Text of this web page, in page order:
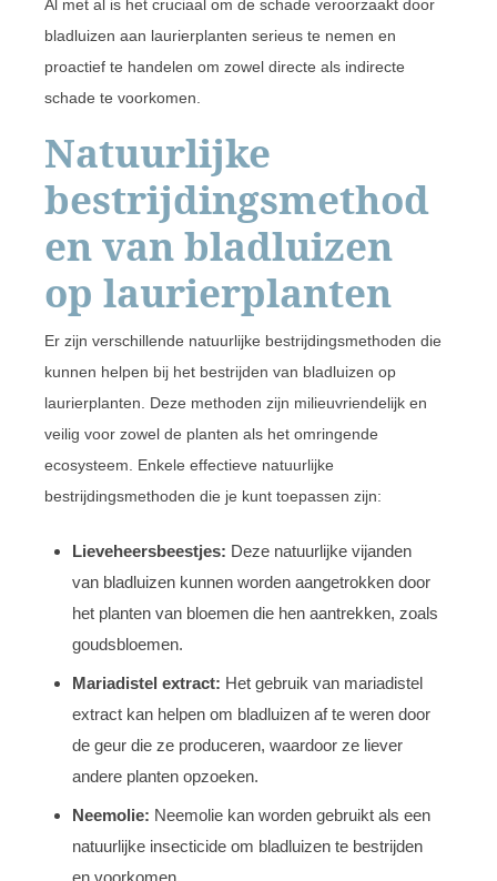
Al met al is het cruciaal om de schade veroorzaakt door
bladluizen aan laurierplanten serieus te nemen en
proactief te handelen om zowel directe als indirecte
schade te voorkomen.
Natuurlijke
bestrijdingsmethod
en van bladluizen
op laurierplanten
Er zijn verschillende natuurlijke bestrijdingsmethoden die
kunnen helpen bij het bestrijden van bladluizen op
laurierplanten. Deze methoden zijn milieuvriendelijk en
veilig voor zowel de planten als het omringende
ecosysteem. Enkele effectieve natuurlijke
bestrijdingsmethoden die je kunt toepassen zijn:
Lieveheersbeestjes: Deze natuurlijke vijanden
van bladluizen kunnen worden aangetrokken door
het planten van bloemen die hen aantrekken, zoals
goudsbloemen.
Mariadistel extract: Het gebruik van mariadistel
extract kan helpen om bladluizen af te weren door
de geur die ze produceren, waardoor ze liever
andere planten opzoeken.
Neemolie: Neemolie kan worden gebruikt als een
natuurlijke insecticide om bladluizen te bestrijden
en voorkomen.